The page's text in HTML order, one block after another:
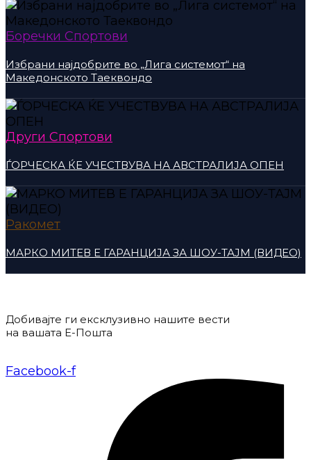
Боречки Спортови
Избрани најдобрите во „Лига системот“ на
Македонското Таеквондо
Други Спортови
ЃОРЧЕСКА ЌЕ УЧЕСТВУВА НА АВСТРАЛИЈА ОПЕН
Ракомет
МАРКО МИТЕВ Е ГАРАНЦИЈА ЗА ШОУ-ТАЈМ (ВИДЕО)
Добивајте ги ексклузивно нашите вести
на вашата Е-Пошта
Facebook-f